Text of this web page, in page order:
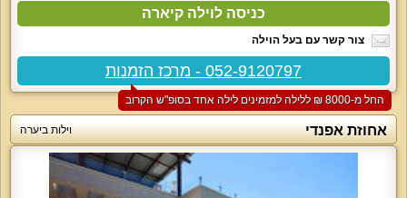
כניסה לוילה קיארה
צור קשר עם בעל הוילה
052-9120797 - מרכז הזמנות
החל מ-‏8000 ₪ ללילה למזמינים לילה אחד בסופ"ש הקרוב
אחוזת אפנדי וילות ביערה